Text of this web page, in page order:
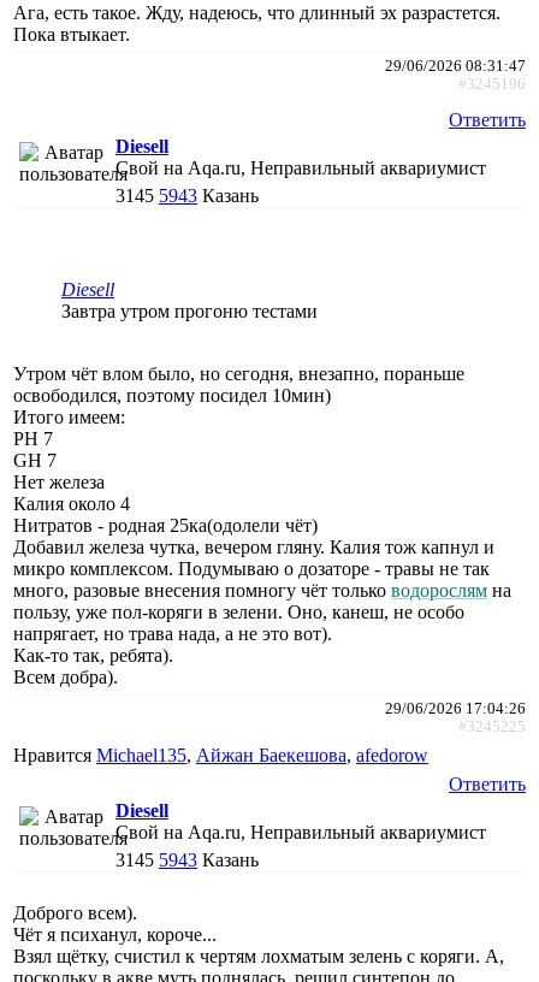
Ага, есть такое. Жду, надеюсь, что длинный эх разрастется.
Пока втыкает.
29/06/2026 08:31:47
#3245196
Ответить
Diesell
Свой на Aqa.ru, Неправильный аквариумист
3145 5943 Казань
Diesell
Завтра утром прогоню тестами
Утром чёт влом было, но сегодня, внезапно, пораньше
освободился, поэтому посидел 10мин)
Итого имеем:
РН 7
GH 7
Нет железа
Калия около 4
Нитратов - родная 25ка(одолели чёт)
Добавил железа чутка, вечером гляну. Калия тож капнул и
микро комплексом. Подумываю о дозаторе - травы не так
много, разовые внесения помногу чёт только водорослям на
пользу, уже пол-коряги в зелени. Оно, канеш, не особо
напрягает, но трава нада, а не это вот).
Как-то так, ребята).
Всем добра).
29/06/2026 17:04:26
#3245225
Нравится Michael135, Айжан Баекешова, afedorow
Ответить
Diesell
Свой на Aqa.ru, Неправильный аквариумист
3145 5943 Казань
Доброго всем).
Чёт я психанул, короче...
Взял щётку, счистил к чертям лохматым зелень с коряги. А,
поскольку в акве муть поднялась, решил синтепон до